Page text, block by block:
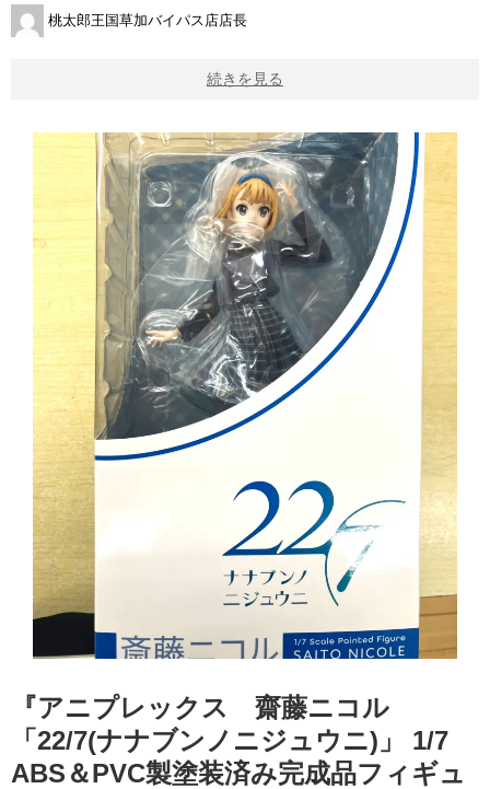
桃太郎王国草加バイパス店店長
続きを見る
『アニプレックス 齋藤ニコル
「22/7(ナナブンノニジュウニ)」 1/7
ABS＆PVC製塗装済み完成品フィギュ